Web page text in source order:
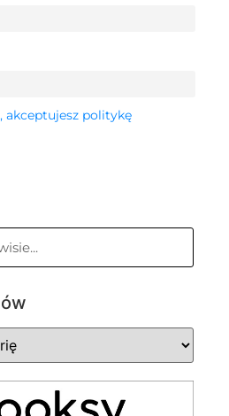
akceptujesz politykę